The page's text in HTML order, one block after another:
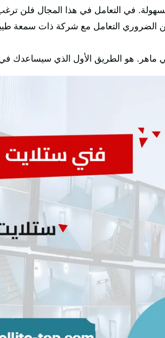
في التعامل في هذا المجال فلن
من الضروري التعامل مع شركة ذات سمعة
ماهر. هو الطريق الأول الذي سيساعدك